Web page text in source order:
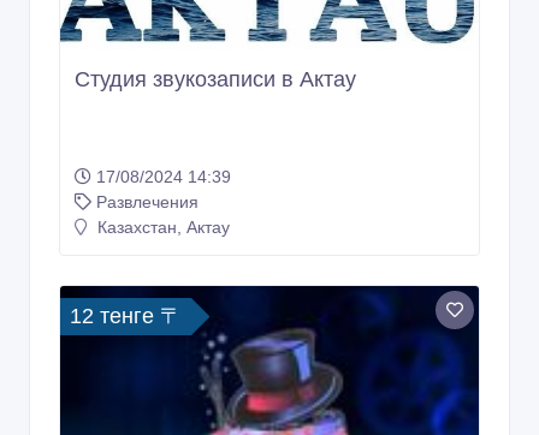
Студия звукозаписи в Актау
17/08/2024 14:39
Развлечения
Казахстан, Актау
12 тенге 〒